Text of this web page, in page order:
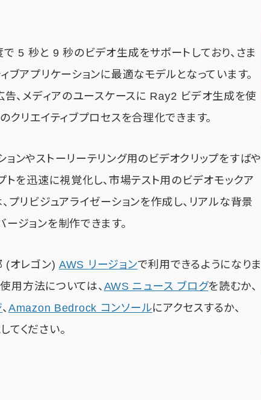
5 秒と 9 秒のビデオ生成をサポートしており、さま
ブアプリケーションに最適なモデルとなっています。
告、メディアのユースケースに Ray2 ビデオ生成を使
クリエイティブプロセスを合理化できます。
ンやストーリーテリング用のビデオクリップをすばや
トを迅速に視覚化し、市場テスト用のビデオモックア
プリビジュアライゼーションを作成し、リアルな背景
ジョンを制作できます。
(オレゴン)AWS リージョンで利用できるようになりま
用方法については、 AWS ニュース ブログを読むか、
、 Amazon Bedrock コンソールにアクセスするか、
てください。